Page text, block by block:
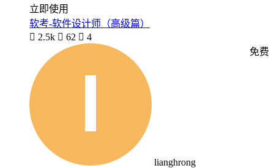
立即使用
软考-软件设计师（高级篇）
 2.5k  62  4
lianghrong
免费